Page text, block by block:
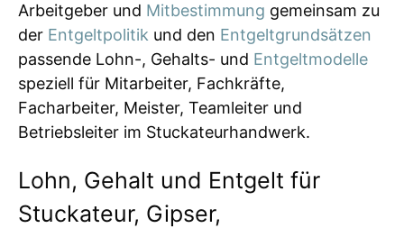
Arbeitgeber und Mitbestimmung gemeinsam zu
der Entgeltpolitik und den Entgeltgrundsätzen
passende Lohn-, Gehalts- und Entgeltmodelle
speziell für Mitarbeiter, Fachkräfte,
Facharbeiter, Meister, Teamleiter und
Betriebsleiter im Stuckateurhandwerk.
Lohn, Gehalt und Entgelt für
Stuckateur, Gipser,